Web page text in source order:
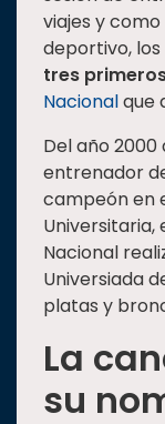
viajes y
deportivo, los
tres
Nacionalque
Del año 2000
entrenador
campeón en
Universitaria,
Nacional
Universiada
platas y
La
su